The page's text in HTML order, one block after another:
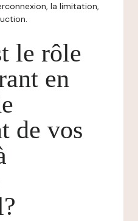
la limitation,
le rôle
en
de vos